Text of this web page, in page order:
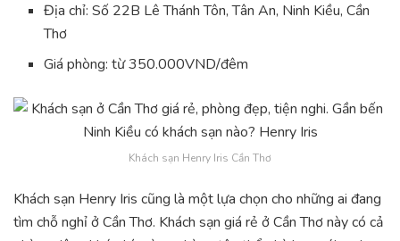
Địa chỉ: Số 22B Lê Thánh Tôn, Tân An, Ninh Kiều, Cần
Thơ
Giá phòng: từ 350.000VND/đêm
Khách sạn Henry Iris Cần Thơ
Khách sạn Henry Iris cũng là một lựa chọn cho những ai đang
tìm chỗ nghỉ ở Cần Thơ. Khách sạn giá rẻ ở Cần Thơ này có cả